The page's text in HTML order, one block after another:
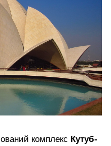
комплекс Кутуб-